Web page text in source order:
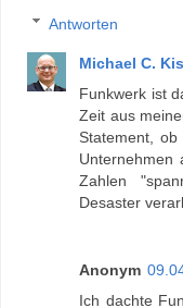
Antworten
Michael C.
Funkwerk ist
Zeit aus
Statement,
Unternehmen
Zahlen
Desaster
Anonym
Ich dachte